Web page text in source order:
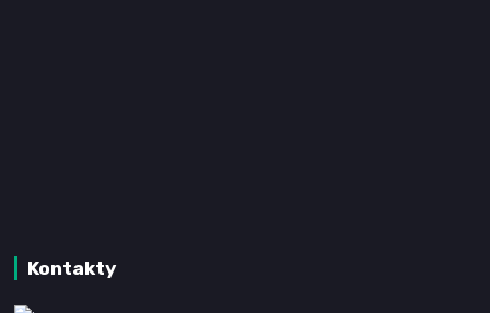
Kontakty